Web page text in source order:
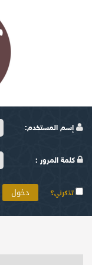
إسم المستخدم:
كلمة المرور :
تذكرني؟